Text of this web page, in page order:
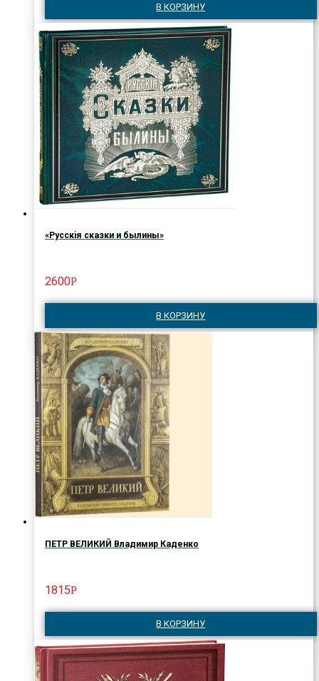
В КОРЗИНУ
«Русскiя сказки и былины»
2600Р
В КОРЗИНУ
ПЕТР ВЕЛИКИЙ Владимир Каденко
1815Р
В КОРЗИНУ